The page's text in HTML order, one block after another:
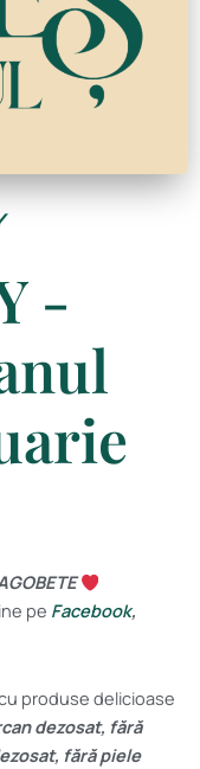
-
pe Facebook,
produse delicioase
dezosat, fără
fără piele